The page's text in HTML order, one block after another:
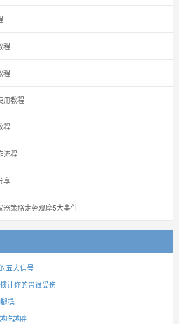
程
程
用教程
程
流程
享
器策略走势观摩5大事件
五大信号
让你的胃很受伤
操
吃越胖